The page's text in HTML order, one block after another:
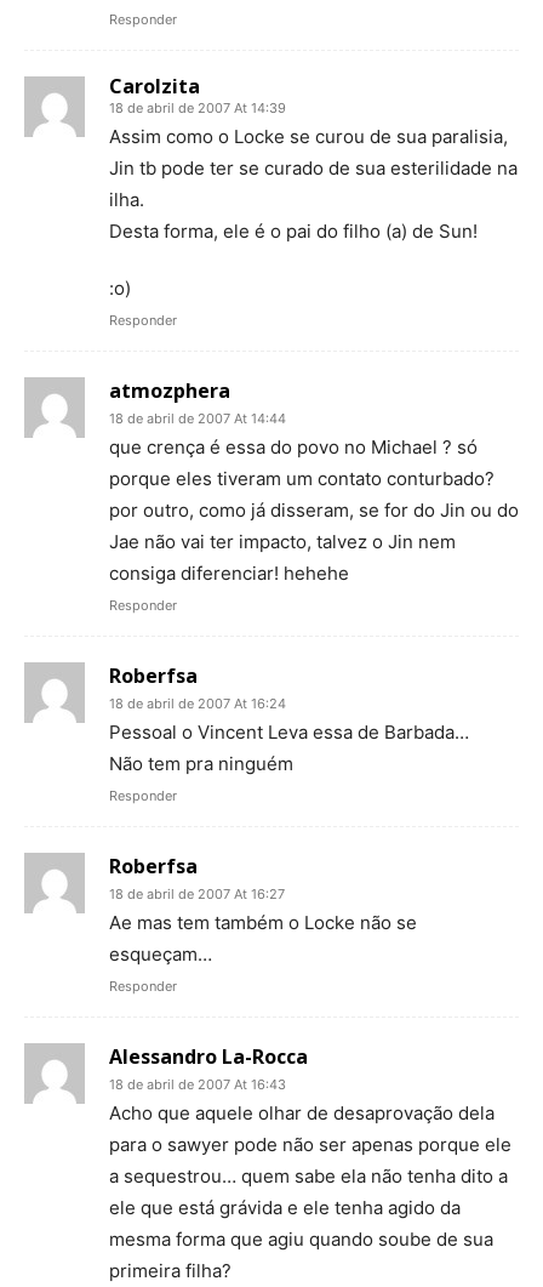
Responder
Carolzita
18 de abril de 2007 At 14:39
Assim como o Locke se curou de sua paralisia,
Jin tb pode ter se curado de sua esterilidade na
ilha.
Desta forma, ele é o pai do filho (a) de Sun!
:o)
Responder
atmozphera
18 de abril de 2007 At 14:44
que crença é essa do povo no Michael ? só
porque eles tiveram um contato conturbado?
por outro, como já disseram, se for do Jin ou do
Jae não vai ter impacto, talvez o Jin nem
consiga diferenciar! hehehe
Responder
Roberfsa
18 de abril de 2007 At 16:24
Pessoal o Vincent Leva essa de Barbada…
Não tem pra ninguém
Responder
Roberfsa
18 de abril de 2007 At 16:27
Ae mas tem também o Locke não se
esqueçam…
Responder
Alessandro La-Rocca
18 de abril de 2007 At 16:43
Acho que aquele olhar de desaprovação dela
para o sawyer pode não ser apenas porque ele
a sequestrou… quem sabe ela não tenha dito a
ele que está grávida e ele tenha agido da
mesma forma que agiu quando soube de sua
primeira filha?